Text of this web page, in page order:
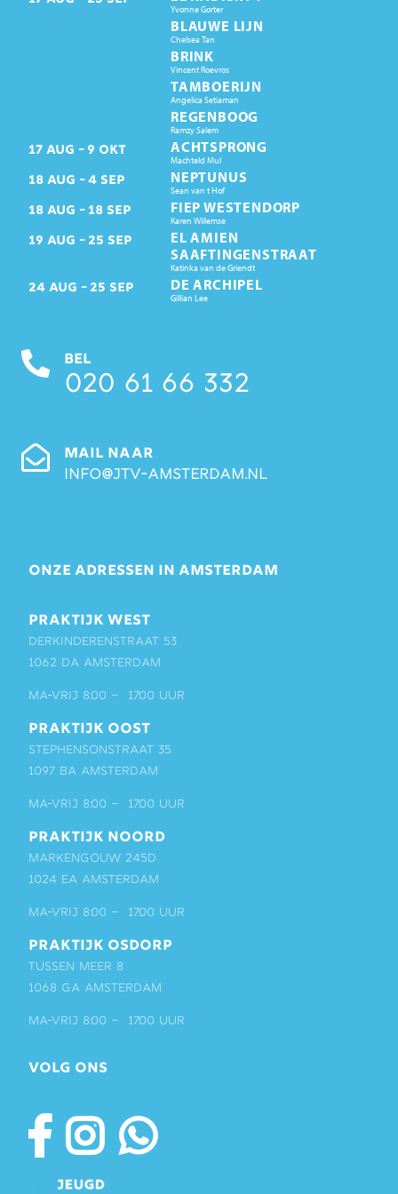
Yvonne Gorter
BLAUWE LIJN
Chelsea Tan
BRINK
Vincent Roevros
TAMBOERIJN
Angelica Setiaman
REGENBOOG
Ramzy Salem
17 AUG 9 OKT ACHTSPRONG
Machteld Mul
18 AUG 4 SEP NEPTUNUS
Sean van t Hof
18 AUG 18 SEP FIEP WESTENDORP
Karen Willemse
19 AUG 25 SEP
EL AMIEN
SAAFTINGENSTRAAT
Katinka van de Griendt
24 AUG 25 SEP DE ARCHIPEL
Gillian Lee
BEL
020 61 66 332
MAIL NAAR
info@jtv-amsterdam.nl
ONZE ADRESSEN IN AMSTERDAM
PRAKTIJK WEST
Derkinderenstraat 53
1062 DA Amsterdam
ma-vrij 8:00 – 17:00 uur
PRAKTIJK OOST
Stephensonstraat 35
1097 BA Amsterdam
ma-vrij 8:00 – 17:00 uur
PRAKTIJK NOORD
Markengouw 245D
1024 EA Amsterdam
ma-vrij 8:00 – 17:00 uur
PRAKTIJK OSDORP
Tussen Meer 8
1068 GA Amsterdam
ma-vrij 8:00 – 17:00 uur
VOLG ONS